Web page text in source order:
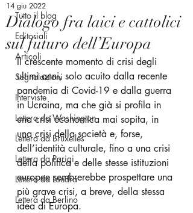
Tutto il blog
Editoriali
Articoli
Segnalazioni
Interviste
Lettera da Washington
Lettera da Bruxelles
Lettera da Parigi
Lettera da Londra
Lettera da Berlino
Dialogo fra laici e cattolici
sul futuro dell’Europa
14 giu 2022
Il crescente momento di crisi degli
ultimi anni, solo acuito dalla recente
pandemia di Covid-19 e dalla guerra
in Ucraina, ma che già si profila in
una crisi economica mai sopita, in
una crisi della società e, forse,
dell’identità culturale, fino a una crisi
della politica e delle stesse istituzioni
europee sembrerebbe prospettare una
più grave crisi, a breve, della stessa
idea di Europa.